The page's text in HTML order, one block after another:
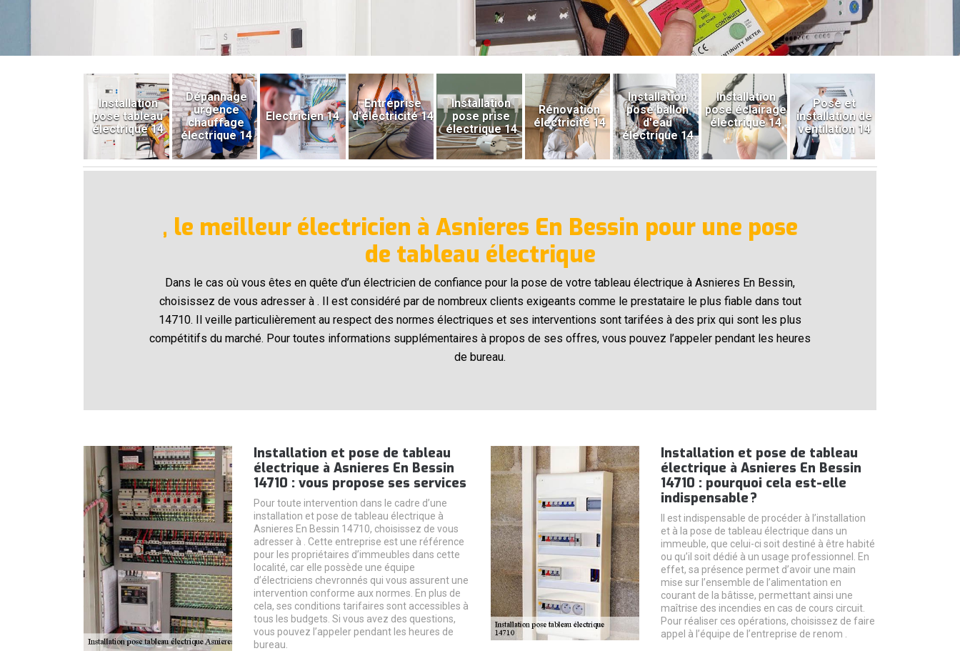
Installation
pose tableau
électrique 14
Dépannage
urgence
chauffage
électrique 14
Electricien 14
Entreprise
d'électricité 14
Installation
pose prise
électrique 14
Rénovation
électricité 14
Installation
pose ballon
d'eau
électrique 14
Installation
pose éclairage
électrique 14
Pose et
installation de
ventilation 14
, le meilleur électricien à Asnieres En Bessin pour une pose
de tableau électrique
Dans le cas où vous êtes en quête d’un électricien de confiance pour la pose de votre tableau électrique à Asnieres En Bessin,
choisissez de vous adresser à . Il est considéré par de nombreux clients exigeants comme le prestataire le plus fiable dans tout
14710. Il veille particulièrement au respect des normes électriques et ses interventions sont tarifées à des prix qui sont les plus
compétitifs du marché. Pour toutes informations supplémentaires à propos de ses offres, vous pouvez l’appeler pendant les heures
de bureau.
Installation et pose de tableau
électrique à Asnieres En Bessin
14710 : vous propose ses services
Pour toute intervention dans le cadre d’une
installation et pose de tableau électrique à
Asnieres En Bessin 14710, choisissez de vous
adresser à . Cette entreprise est une référence
pour les propriétaires d’immeubles dans cette
localité, car elle possède une équipe
d’électriciens chevronnés qui vous assurent une
intervention conforme aux normes. En plus de
cela, ses conditions tarifaires sont accessibles à
tous les budgets. Si vous avez des questions,
vous pouvez l’appeler pendant les heures de
bureau.
Installation et pose de tableau
électrique à Asnieres En Bessin
14710 : pourquoi cela est-elle
indispensable ?
Il est indispensable de procéder à l’installation
et à la pose de tableau électrique dans un
immeuble, que celui-ci soit destiné à être habité
ou qu’il soit dédié à un usage professionnel. En
effet, sa présence permet d’avoir une main
mise sur l’ensemble de l’alimentation en
courant de la bâtisse, permettant ainsi une
maîtrise des incendies en cas de cours circuit.
Pour réaliser ces opérations, choisissez de faire
appel à l’équipe de l’entreprise de renom .